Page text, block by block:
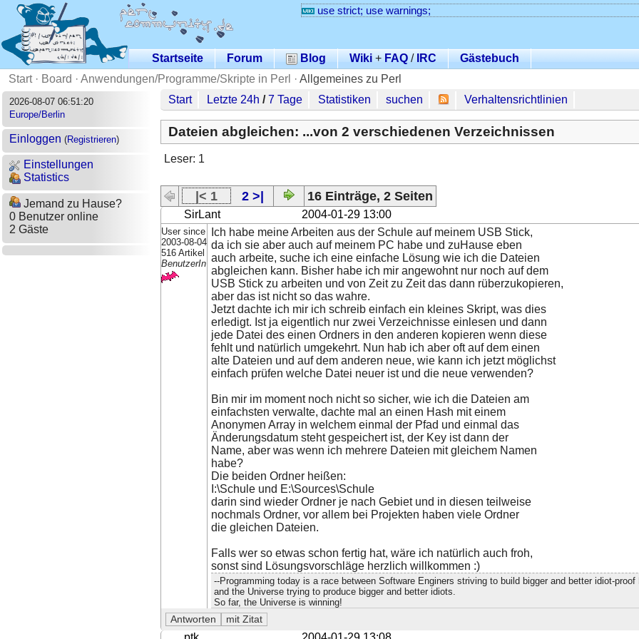
use strict; use warnings;
Startseite Forum Blog Wiki+ FAQ /IRC
Gästebuch
Start· Board · Anwendungen/Programme/Skripte in Perl · Allgemeines zu Perl
2026-08-07 06:51:20
Europe/Berlin
Einloggen (Registrieren)
Einstellungen
Statistics
Jemand zu Hause?
0 Benutzer online
2 Gäste
Start Letzte 24h /7 Tage Statistiken suchen Verhaltensrichtlinien
Dateien abgleichen: ...von 2 verschiedenen Verzeichnissen
Leser: 1
|< 1 2 >| 16 Einträge, 2 Seiten
SirLant 2004-01-29 13:00
User since
2003-08-04
516 Artikel
BenutzerIn
Ich habe meine Arbeiten aus der Schule auf meinem USB Stick,
da ich sie aber auch auf meinem PC habe und zuHause eben
auch arbeite, suche ich eine einfache Lösung wie ich die Dateien
abgleichen kann. Bisher habe ich mir angewohnt nur noch auf dem
USB Stick zu arbeiten und von Zeit zu Zeit das dann rüberzukopieren,
aber das ist nicht so das wahre.
Jetzt dachte ich mir ich schreib einfach ein kleines Skript, was dies
erledigt. Ist ja eigentlich nur zwei Verzeichnisse einlesen und dann
jede Datei des einen Ordners in den anderen kopieren wenn diese
fehlt und natürlich umgekehrt. Nun hab ich aber oft auf dem einen
alte Dateien und auf dem anderen neue, wie kann ich jetzt möglichst
einfach prüfen welche Datei neuer ist und die neue verwenden?
Bin mir im moment noch nicht so sicher, wie ich die Dateien am
einfachsten verwalte, dachte mal an einen Hash mit einem
Anonymen Array in welchem einmal der Pfad und einmal das
Änderungsdatum steht gespeichert ist, der Key ist dann der
Name, aber was wenn ich mehrere Dateien mit gleichem Namen
habe?
Die beiden Ordner heißen:
I:\Schule und E:\Sources\Schule
darin sind wieder Ordner je nach Gebiet und in diesen teilweise
nochmals Ordner, vor allem bei Projekten haben viele Ordner
die gleichen Dateien.
Falls wer so etwas schon fertig hat, wäre ich natürlich auch froh,
sonst sind Lösungsvorschläge herzlich willkommen :)
--Programming today is a race between Software Enginers striving to build bigger and better idiot-proof
and the Universe trying to produce bigger and better idiots.
So far, the Universe is winning!